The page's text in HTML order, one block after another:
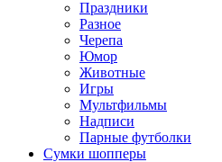
Праздники
Разное
Черепа
Юмор
Животные
Игры
Мультфильмы
Надписи
Парные футболки
Сумки шопперы